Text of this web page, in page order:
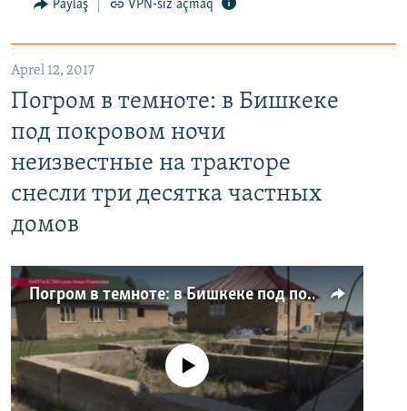
Paylaş VPN-siz açmaq
Aprel 12, 2017
Погром в темноте: в Бишкеке
под покровом ночи
неизвестные на тракторе
снесли три десятка частных
домов
Погром в темноте: в Бишкеке под покровом ночи неизвестные на тракторе снесли три десятка частных домов
No media source currently available